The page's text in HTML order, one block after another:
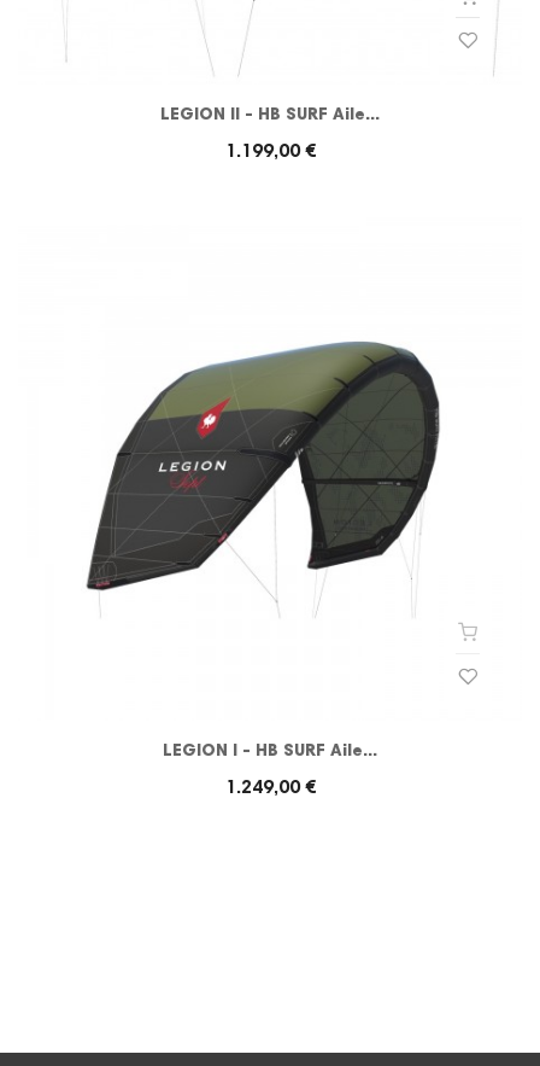
LEGION II - HB SURF Aile...
1.199,00 €
LEGION I - HB SURF Aile...
1.249,00 €